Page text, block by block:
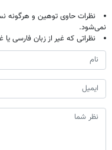
نظرات حاوی توهین و هرگونه
نمی‌شود.
نظراتی که غیر از زبان فارسی